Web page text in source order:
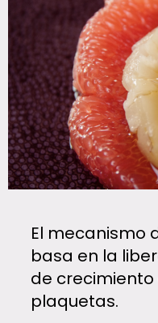
El mecanismo
basa en la
de
plaquetas.